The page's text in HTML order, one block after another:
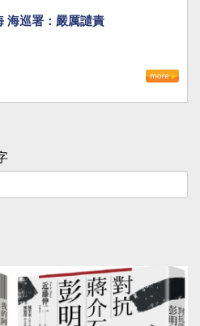
海巡署：嚴厲譴責